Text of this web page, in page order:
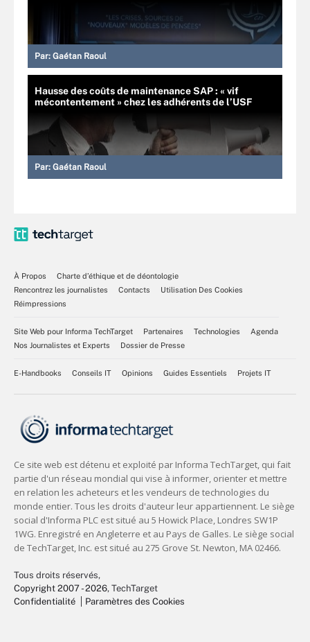
Par: Gaétan Raoul
Hausse des coûts de maintenance SAP : « vif
mécontentement » chez les adhérents de l’USF
Par: Gaétan Raoul
À Propos
Charte d’éthique et de déontologie
Rencontrez les journalistes
Contacts
Utilisation Des Cookies
Réimpressions
Site Web pour Informa TechTarget Partenaires Technologies
Agenda
Nos Journalistes et Experts
Dossier de Presse
E-Handbooks Conseils IT Opinions Guides Essentiels Projets IT
Tous droits réservés,
Copyright 2007 - 2026, TechTarget
Confidentialité
Paramètres des Cookies